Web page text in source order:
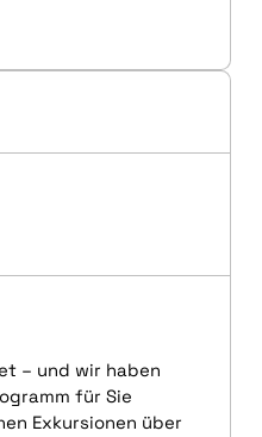
– und wir haben
für Sie
Exkursionen über